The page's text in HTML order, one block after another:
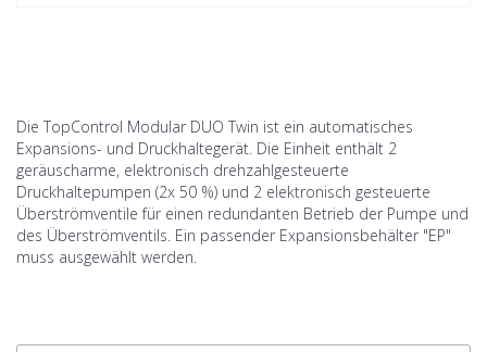
Die TopControl Modular DUO Twin ist ein automatisches
Expansions- und Druckhaltegerät. Die Einheit enthält 2
geräuscharme, elektronisch drehzahlgesteuerte
Druckhaltepumpen (2x 50 %) und 2 elektronisch gesteuerte
Überströmventile für einen redundanten Betrieb der Pumpe und
des Überströmventils. Ein passender Expansionsbehälter "EP"
muss ausgewählt werden.